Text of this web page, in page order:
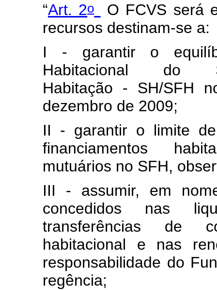
“Art. 2o
O FCVS será
recursos destinam-se a:
I - garantir o
Habitacional do
Habitação - SH/SFH
dezembro de 2009;
II - garantir o limite
financiamentos
mutuários no SFH,
III - assumir, em
concedidos nas
transferências de
habitacional e nas
responsabilidade do
regência;